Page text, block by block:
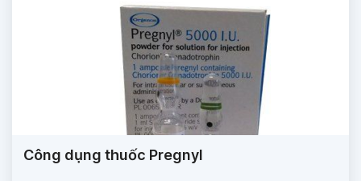
Công dụng thuốc Pregnyl